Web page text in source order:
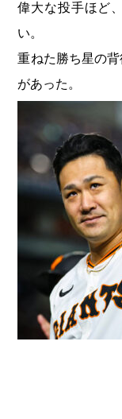
偉大な投手ほど
い。
重ねた勝ち星の
があった。